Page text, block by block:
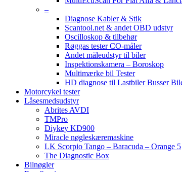
–
Diagnose Kabler & Stik
Scantool.net & andet OBD udstyr
Oscilloskop & tilbehør
Røggas tester CO-måler
Andet måleudstyr til biler
Inspektionskamera – Boroskop
Multimærke bil Tester
HD diagnose til Lastbiler Busser
Motorcykel tester
Låsesmedsudstyr
Abrites AVDI
TMPro
Diykey KD900
Miracle nøgleskæremaskine
LK Scorpio Tango – Baracuda – Orange 5
The Diagnostic Box
Bilnøgler